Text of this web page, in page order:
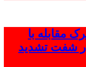
مقابله با
شفت تشدید